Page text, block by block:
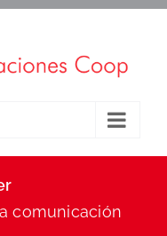
comunicación